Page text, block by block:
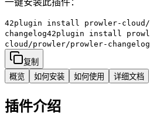
42plugin install prowler-
changelog42plugin install
cloud/prowler/prowler-changelog
复制
概览
如何安装 如何使用 详细文档
插件介绍